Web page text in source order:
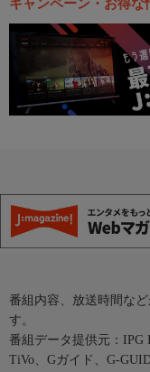
キャンペーン・お得な
番組内容、放送時間な
す。
番組データ提供元：IPG
TiVo、Gガイド、G-